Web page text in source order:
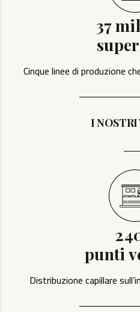
37
Cinque linee di produzione
I NOSTRI
punti
Distribuzione capillare